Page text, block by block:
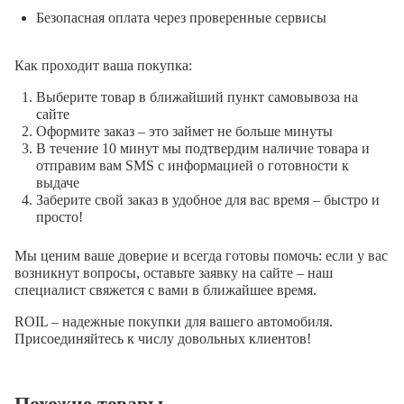
Безопасная оплата через проверенные сервисы
Как проходит ваша покупка:
Выберите товар в ближайший пункт самовывоза на
сайте
Оформите заказ – это займет не больше минуты
В течение 10 минут мы подтвердим наличие товара и
отправим вам SMS с информацией о готовности к
выдаче
Заберите свой заказ в удобное для вас время – быстро и
просто!
Мы ценим ваше доверие и всегда готовы помочь: если у вас
возникнут вопросы, оставьте заявку на сайте – наш
специалист свяжется с вами в ближайшее время.
ROIL – надежные покупки для вашего автомобиля.
Присоединяйтесь к числу довольных клиентов!